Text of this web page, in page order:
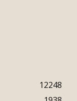
12248